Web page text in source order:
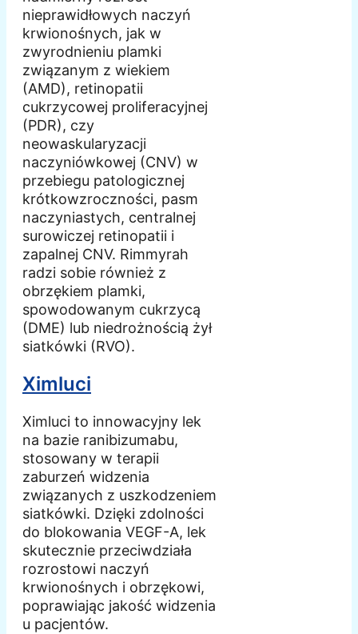
nieprawidłowych naczyń
krwionośnych, jak w
zwyrodnieniu plamki
związanym z wiekiem
(AMD), retinopatii
cukrzycowej proliferacyjnej
(PDR), czy
neowaskularyzacji
naczyniówkowej (CNV) w
przebiegu patologicznej
krótkowzroczności, pasm
naczyniastych, centralnej
surowiczej retinopatii i
zapalnej CNV. Rimmyrah
radzi sobie również z
obrzękiem plamki,
spowodowanym cukrzycą
(DME) lub niedrożnością żył
siatkówki (RVO).
Ximluci
Ximluci to innowacyjny lek
na bazie ranibizumabu,
stosowany w terapii
zaburzeń widzenia
związanych z uszkodzeniem
siatkówki. Dzięki zdolności
do blokowania VEGF-A, lek
skutecznie przeciwdziała
rozrostowi naczyń
krwionośnych i obrzękowi,
poprawiając jakość widzenia
u pacjentów.